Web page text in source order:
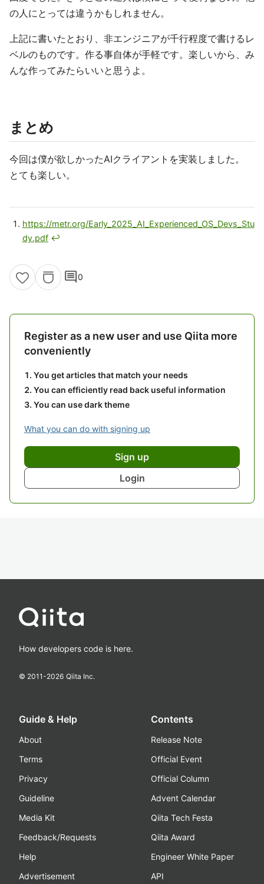
の人にとっては違うかもしれません。
上記に書いたとおり、非エンジニアが千行程度で書けるレ
ベルのものです。作る事自体が手軽です。楽しいから、み
んな作ってみたらいいと思うよ。
まとめ
今回は僕が欲しかったAIクライアントを実装しました。
とても楽しい。
https://metr.org/Early_2025_AI_Experienced_OS_Devs_Stu
dy.pdf ↩
comment0
Register as a new user and use Qiita more
conveniently
You get articles that match your needs
You can efficiently read back useful information
You can use dark theme
What you can do with signing up
Sign up
Login
How developers code is here.
© 2011-2026 Qiita Inc.
Guide & Help
About
Terms
Privacy
Guideline
Media Kit
Feedback/Requests
Help
Advertisement
Contents
Release Note
Official Event
Official Column
Advent Calendar
Qiita Tech Festa
Qiita Award
Engineer White Paper
API